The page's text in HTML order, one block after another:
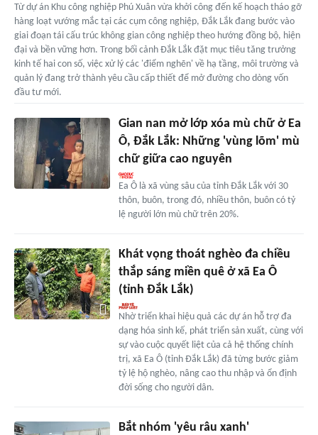
Từ dự án Khu công nghiệp Phú Xuân vừa khởi công đến kế hoạch tháo gỡ
hàng loạt vướng mắc tại các cụm công nghiệp, Đắk Lắk đang bước vào
giai đoạn tái cấu trúc không gian công nghiệp theo hướng đồng bộ, hiện
đại và bền vững hơn. Trong bối cảnh Đắk Lắk đặt mục tiêu tăng trưởng
kinh tế hai con số, việc xử lý các 'điểm nghẽn' về hạ tầng, môi trường và
quản lý đang trở thành yêu cầu cấp thiết để mở đường cho dòng vốn
đầu tư mới.
Gian nan mở lớp xóa mù chữ ở Ea
Ô, Đắk Lắk: Những 'vùng lõm' mù
chữ giữa cao nguyên
Ea Ô là xã vùng sâu của tỉnh Đắk Lắk với 30
thôn, buôn, trong đó, nhiều thôn, buôn có tỷ
lệ người lớn mù chữ trên 20%.
Khát vọng thoát nghèo đa chiều
thắp sáng miền quê ở xã Ea Ô
(tỉnh Đắk Lắk)
Nhờ triển khai hiệu quả các dự án hỗ trợ đa
dạng hóa sinh kế, phát triển sản xuất, cùng với
sự vào cuộc quyết liệt của cả hệ thống chính
trị, xã Ea Ô (tỉnh Đắk Lắk) đã từng bước giảm
tỷ lệ hộ nghèo, nâng cao thu nhập và ổn định
đời sống cho người dân.
Bắt nhóm 'yêu râu xanh'